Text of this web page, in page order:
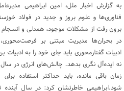
به گزارش اخبار ملل، امین ابراهیمی
فناوری‌ها و علوم بروز و جدید در فولاد
برون رفت از مشکلات موجود، همدلی و انسجام
در بحران‌ها مدیریت مبتنی بر فرصت‌محوری،
ادبیات گفتارمحوری باید جای خود را به
نه ایده‌آل نگری بدهد. چالش‌های انرژی در
زمان باقی مانده، باید حداکثر استفاده
شود.ابراهیمی خاطرنشان کرد: در سال